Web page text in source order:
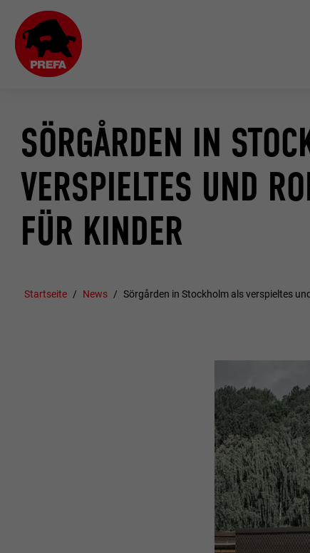
SÖRGÅRDEN IN
VERSPIELTES UND
FÜR KINDER
Startseite News Sörgården in Stockholm als verspieltes